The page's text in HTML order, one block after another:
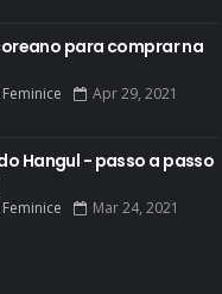
para comprar na
Apr 29, 2021
Hangul - passo a passo
Mar 24, 2021